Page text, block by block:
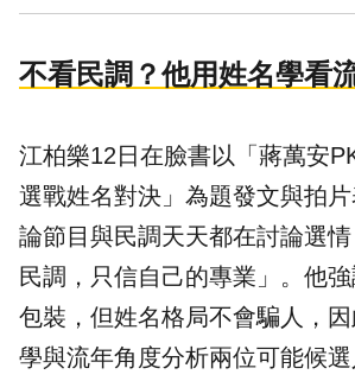
不看民調？他用姓名學看
江柏樂12日在臉書以「蔣萬安
選戰姓名對決」為題發文與拍
論節目與民調天天都在討論選
民調，只信自己的專業」。他
包裝，但姓名格局不會騙人，
學與流年角度分析兩位可能候